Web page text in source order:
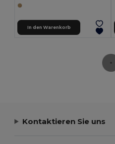
In den Warenkorb
Kontaktieren Sie uns